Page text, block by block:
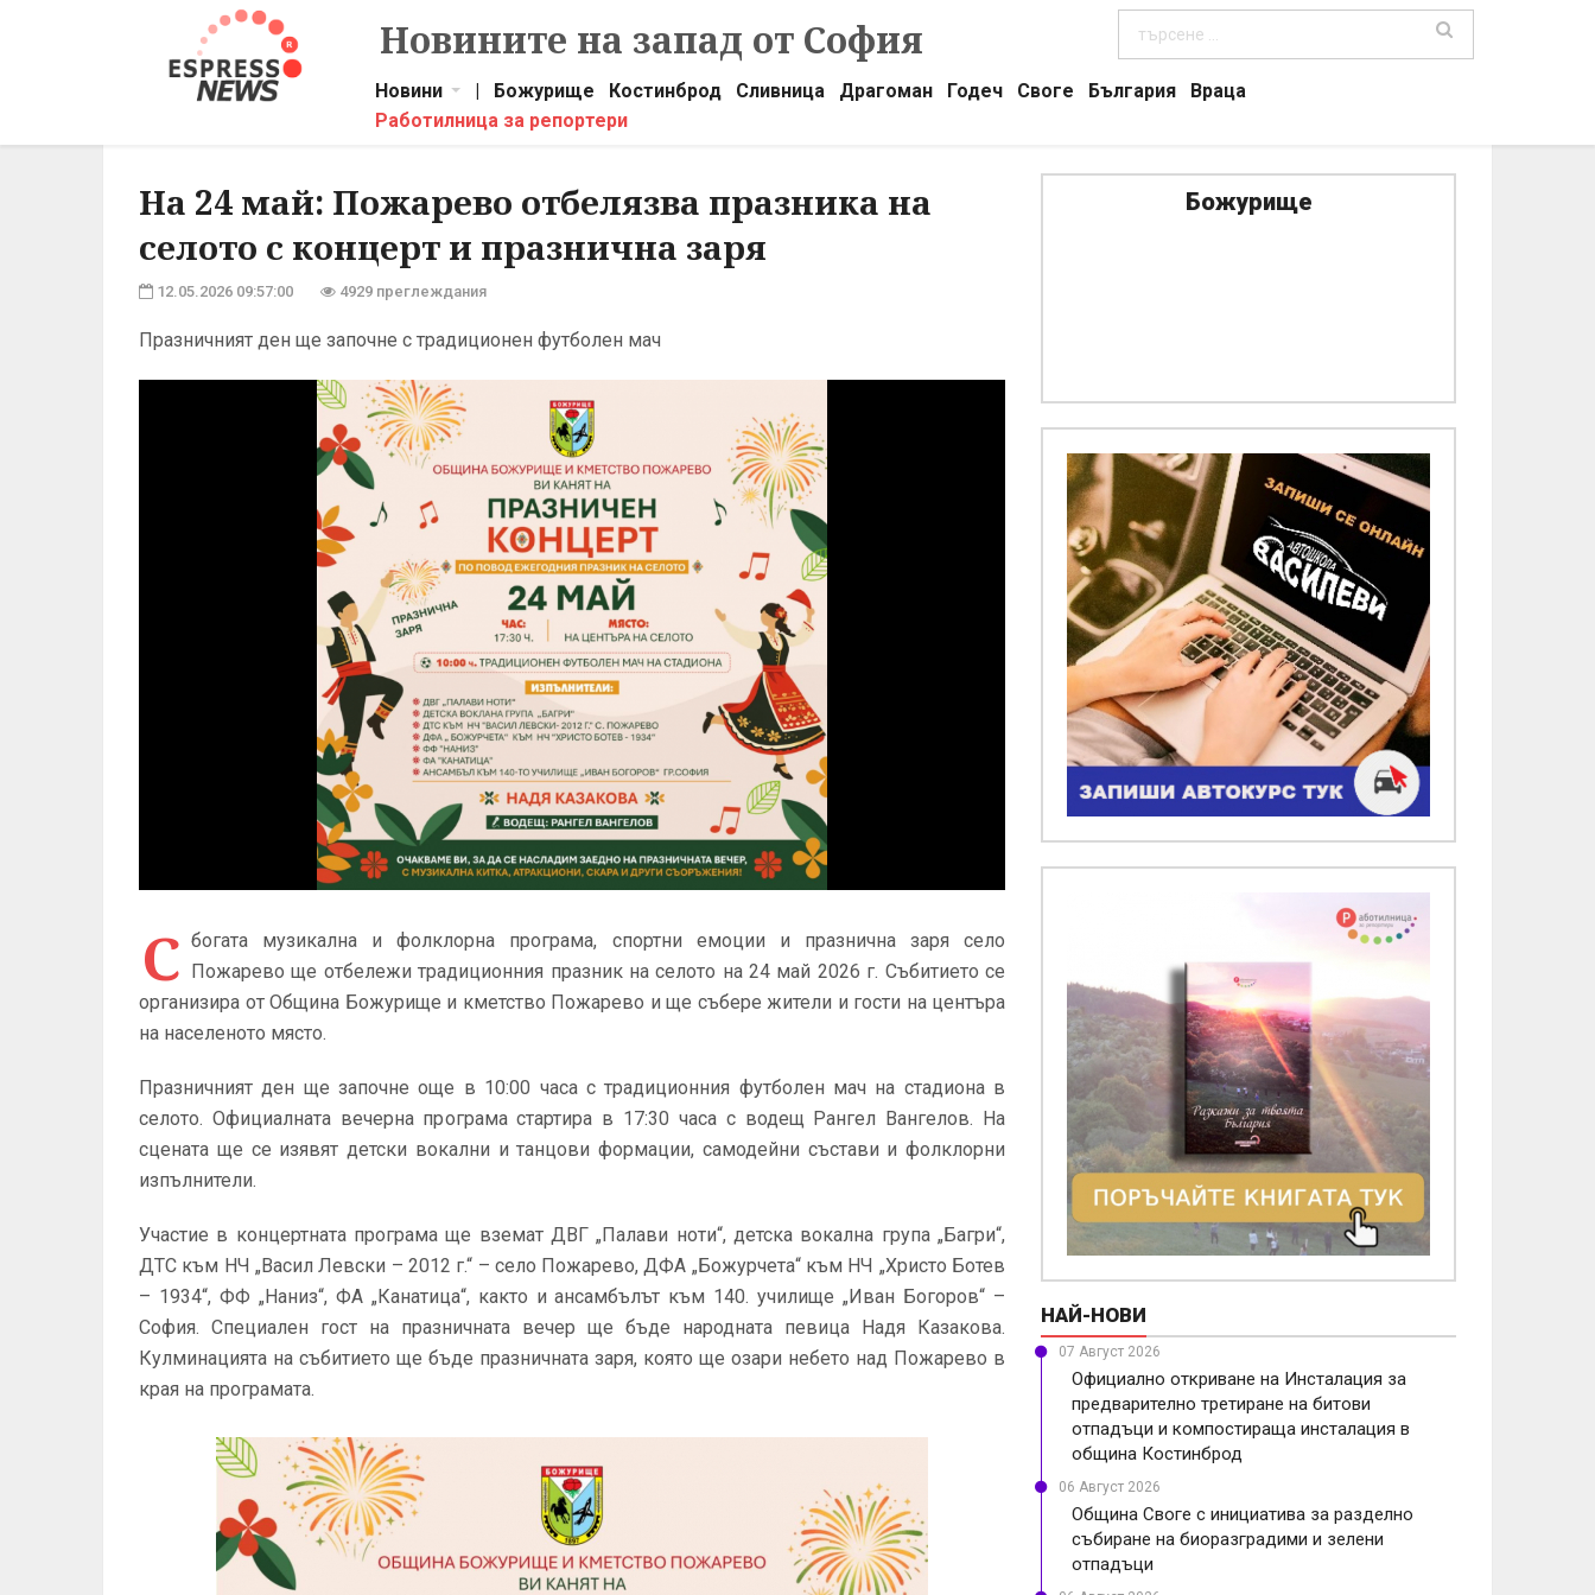
Новините на запад от София
Новини | Божурище Костинброд Сливница Драгоман Годеч Своге България
Враца
Работилница за репортери
На 24 май: Пожарево отбелязва празника на
селото с концерт и празнична заря
12.05.2026 09:57:00 4929 преглеждания
Празничният ден ще започне с традиционен футболен мач
С богата музикална и фолклорна програма, спортни емоции и празнична заря село
Пожарево ще отбележи традиционния празник на селото на 24 май 2026 г. Събитието се
организира от Община Божурище и кметство Пожарево и ще събере жители и гости на центъра
на населеното място.
Празничният ден ще започне още в 10:00 часа с традиционния футболен мач на стадиона в
селото. Официалната вечерна програма стартира в 17:30 часа с водещ Рангел Вангелов. На
сцената ще се изявят детски вокални и танцови формации, самодейни състави и фолклорни
изпълнители.
Участие в концертната програма ще вземат ДВГ „Палави ноти“, детска вокална група „Багри“,
ДТС към НЧ „Васил Левски – 2012 г.“ – село Пожарево, ДФА „Божурчета“ към НЧ „Христо Ботев
– 1934“, ФФ „Наниз“, ФА „Канатица“, както и ансамбълът към 140. училище „Иван Богоров“ –
София. Специален гост на празничната вечер ще бъде народната певица Надя Казакова.
Кулминацията на събитието ще бъде празничната заря, която ще озари небето над Пожарево в
края на програмата.
Божурище
НАЙ-НОВИ
07 Август 2026
Официално откриване на Инсталация за
предварително третиране на битови
отпадъци и компостираща инсталация в
община Костинброд
06 Август 2026
Община Своге с инициатива за разделно
събиране на биоразградими и зелени
отпадъци